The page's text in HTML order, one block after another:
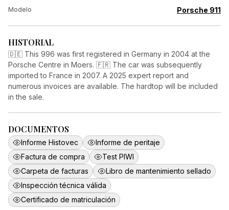
Modelo Porsche 911
HISTORIAL
🇩🇪 This 996 was first registered in Germany in 2004 at the
Porsche Centre in Moers. 🇫🇷 The car was subsequently
imported to France in 2007. A 2025 expert report and
numerous invoices are available. The hardtop will be included
in the sale.
DOCUMENTOS
Informe Histovec
Informe de peritaje
Factura de compra
Test PIWI
Carpeta de facturas
Libro de mantenimiento sellado
Inspección técnica válida
Certificado de matriculación